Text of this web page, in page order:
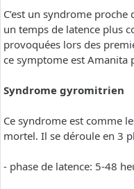
C’est un syndrome
un temps de latence plus
provoquées lors des
ce symptome est Amanita
Syndrome gyromitrien
Ce syndrome est comme
mortel. Il se déroule en 3
- phase de latence: 5-48